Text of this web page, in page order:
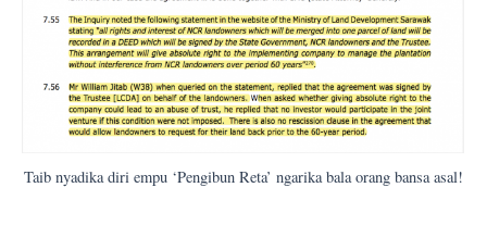
Taib nyadika diri empu ‘Pengibun Reta’ ngarika bala orang bansa asal!